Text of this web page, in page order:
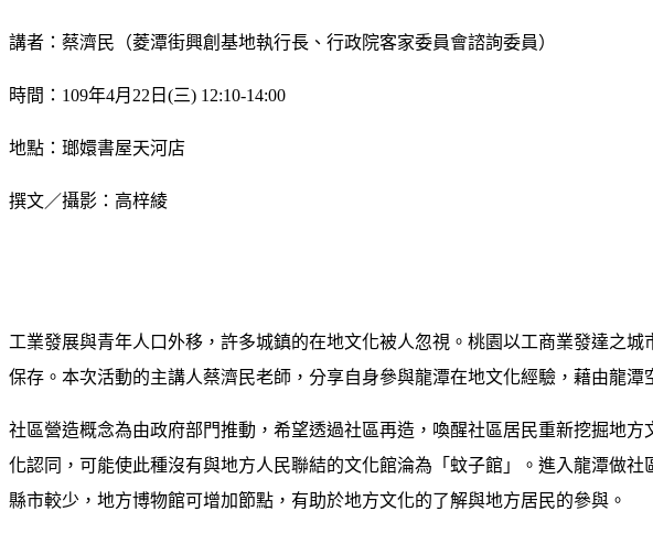
講者：蔡濟民（菱潭街興創基地執行長、行政院客家委員會諮詢委員）
時間：109年4月22日(三) 12:10-14:00
地點：瑯嬛書屋天河店
撰文／攝影：高梓綾
工業發展與青年人口外移，許多城鎮的在地文化被人忽視。桃園以工商業發達之
保存。本次活動的主講人蔡濟民老師，分享自身參與龍潭在地文化經驗，藉由龍
社區營造概念為由政府部門推動，希望透過社區再造，喚醒社區居民重新挖掘地
化認同，可能使此種沒有與地方人民聯結的文化館淪為「蚊子館」。進入龍潭做
縣市較少，地方博物館可增加節點，有助於地方文化的了解與地方居民的參與。